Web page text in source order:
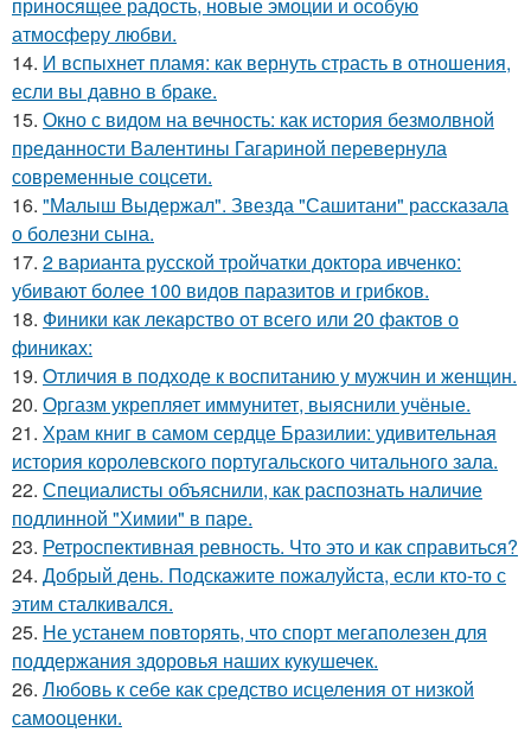
приносящее радость, новые эмоции и особую
атмосферу любви.
14. И вспыхнет пламя: как вернуть страсть в отношения,
если вы давно в браке.
15. Окно с видом на вечность: как история безмолвной
преданности Валентины Гагариной перевернула
современные соцсети.
16. "Малыш Выдержал". Звезда "Сашитани" рассказала
о болезни сына.
17. 2 варианта русской тройчатки доктора ивченко:
убивают более 100 видов паразитов и грибков.
18. Финики как лекарство от всего или 20 фактов о
финикaх:
19. Oтличия в подходе к воспитанию у мужчин и женщин.
20. Оргазм укрепляет иммунитет, выяснили учёные.
21. Храм книг в самом сердце Бразилии: удивительная
история королевского португальского читального зала.
22. Специалисты объяснили, как распознать наличие
подлинной "Химии" в паре.
23. Ретроспективная ревность. Что это и как справиться?
24. Добрый день. Подскaжите пожалуйста, если кто-то с
этим сталкивался.
25. Не устанем повторять, что спорт мегаполезен для
поддержания здоровья наших кукушечек.
26. Любовь к себе как средство исцеления от низкой
самооценки.